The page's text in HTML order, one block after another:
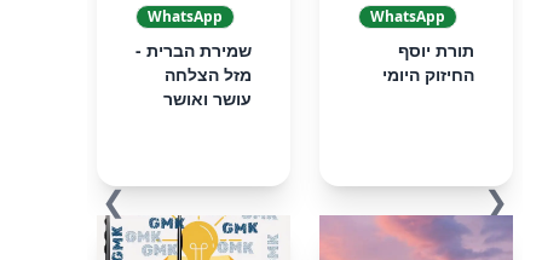
❮
WhatsApp
תורת יוסף
החיזוק היומי
WhatsApp
שמירת הברית -
מזל הצלחה
עושר ואושר
❯